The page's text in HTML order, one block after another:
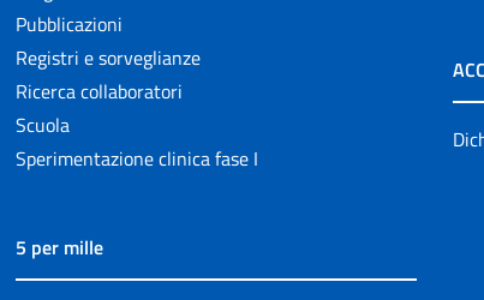
Pubblicazioni
Registri e sorveglianze
Ricerca collaboratori
Scuola
Sperimentazione clinica fase I
5 per mille